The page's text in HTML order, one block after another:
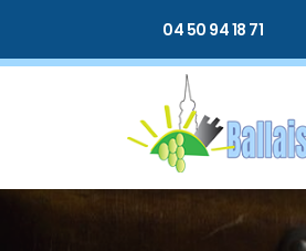
04 50 94 18 71